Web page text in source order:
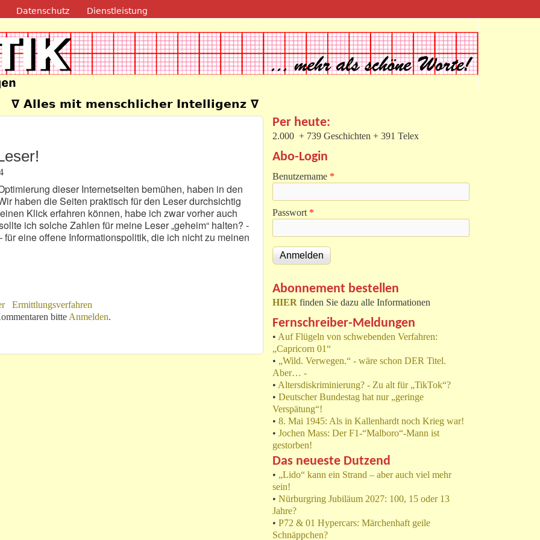
Direkt zum Inhalt
Datenschutz Dienstleistung
∇ Alles mit menschlicher Intelligenz ∇
dieser Internetseiten bemühen, haben in den
haben die Seiten praktisch für den Leser durchsichtig
Klick erfahren können, habe ich zwar vorher auch
ich solche Zahlen für meine Leser „geheim“ halten? -
eine offene Informationspolitik, die ich nicht zu meinen
Ermittlungsverfahren
bitte Anmelden.
Per heute:
2.000 + 739 Geschichten + 391 Telex
Abo-Login
Benutzername *
Passwort *
Abonnement bestellen
HIER finden Sie dazu alle Informationen
Fernschreiber-Meldungen
• Auf Flügeln von schwebenden Verfahren:
„Capricorn 01“
• „Wild. Verwegen.“ - wäre schon DER Titel.
Aber… -
• Altersdiskriminierung? - Zu alt für „TikTok“?
• Deutscher Bundestag hat nur „geringe
Verspätung“!
• 8. Mai 1945: Als in Kallenhardt noch Krieg war!
• Jochen Mass: Der F1-“Malboro“-Mann ist
gestorben!
Das neueste Dutzend
• „Lido“ kann ein Strand – aber auch viel mehr
sein!
• Nürburgring Jubiläum 2027: 100, 15 oder 13
Jahre?
• P72 & 01 Hypercars: Märchenhaft geile
Schnäppchen?